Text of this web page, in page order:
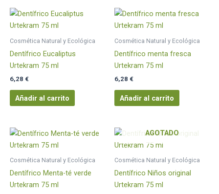
Cosmética Natural y Ecológica
Dentífrico Eucaliptus
Urtekram 75 ml
6,28 €
Añadir al carrito
Cosmética Natural y Ecológica
Dentífrico menta fresca
Urtekram 75 ml
6,28 €
Añadir al carrito
Cosmética Natural y Ecológica
Dentífrico Menta-té verde
Urtekram 75 ml
AGOTADO
Cosmética Natural y Ecológica
Dentífrico Niños original
Urtekram 75 ml